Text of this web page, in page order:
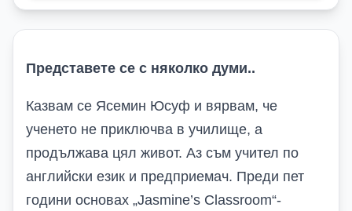
Представете се с няколко думи..
Казвам се Ясемин Юсуф и вярвам, че
ученето не приключва в училище, а
продължава цял живот. Аз съм учител по
английски език и предприемач. Преди пет
години основах „Jasmine’s Classroom“-